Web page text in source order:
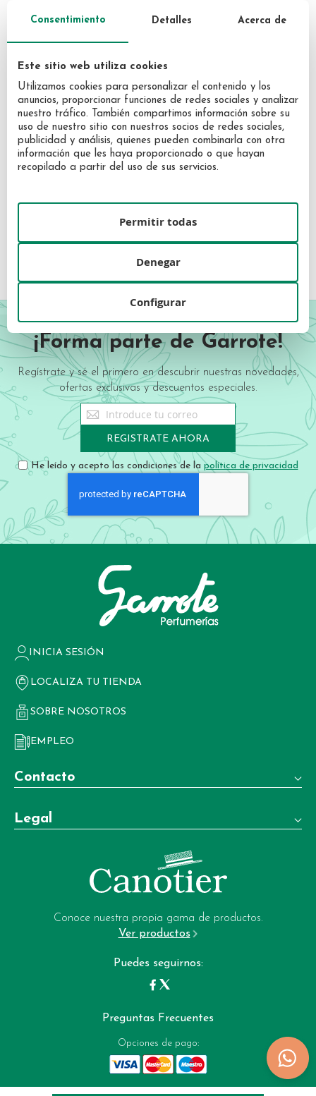
SISLEY
Anti-Âge Sérum Éclat Anti-
Consentimiento Detalles Acerca de
Este sitio web utiliza cookies
Utilizamos cookies para personalizar el contenido y los
anuncios, proporcionar funciones de redes sociales y analizar
nuestro tráfico. También compartimos información sobre su
uso de nuestro sitio con nuestros socios de redes sociales,
publicidad y análisis, quienes pueden combinarla con otra
información que les haya proporcionado o que hayan
recopilado a partir del uso de sus servicios.
Configurar
Denegar
Permitir todas
¡Forma parte de Garrote!
Regístrate y sé el primero en descubrir nuestras novedades,
ofertas exclusivas y descuentos especiales.
Sign
Up
for
Our
Newsletter:
REGISTRATE AHORA
He leído y acepto las condiciones de la política de privacidad
INICIA SESIÓN
LOCALIZA TU TIENDA
SOBRE NOSOTROS
EMPLEO
Contacto
Teléfono:
+34 981 22 97 83
+34 604 02 37 06
garrote-web@perfumeriagarrote.es
Legal
Términos y condiciones de venta
Política de privacidad
Conoce nuestra propia gama de productos.
Ver productos
Puedes seguirnos:
Preguntas Frecuentes
Opciones de pago: